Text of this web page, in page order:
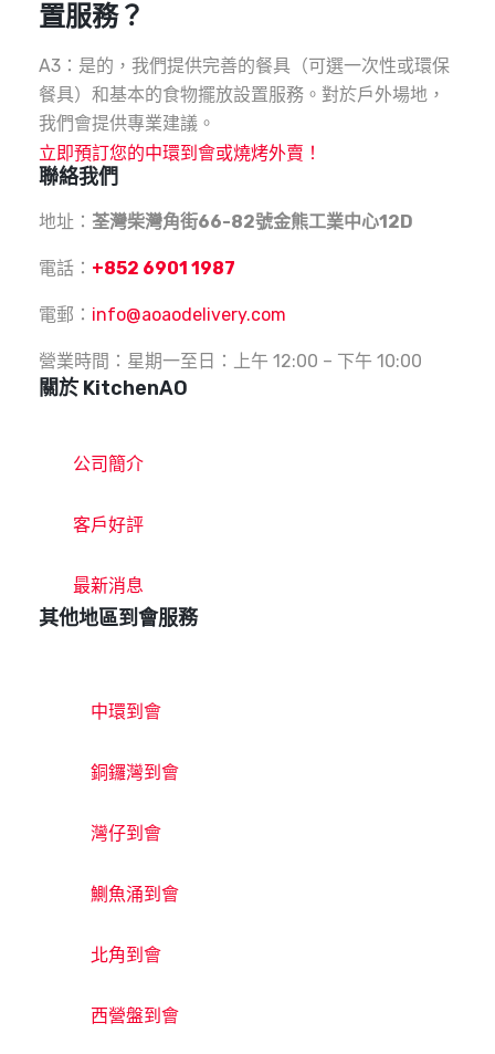
置服務？
A3：是的，我們提供完善的餐具（可選一次性或環保
餐具）和基本的食物擺放設置服務。對於戶外場地，
我們會提供專業建議。
立即預訂您的中環到會或燒烤外賣！
聯絡我們
地址： 荃灣柴灣角街66-82號金熊工業中心12D
電話： +852 6901 1987
電郵： info@aoaodelivery.com
營業時間：星期一至日：上午 12:00 – 下午 10:00
關於 KitchenAO
公司簡介
客戶好評
最新消息
其他地區到會服務
中環到會
銅鑼灣到會
灣仔到會
鰂魚涌到會
北角到會
西營盤到會